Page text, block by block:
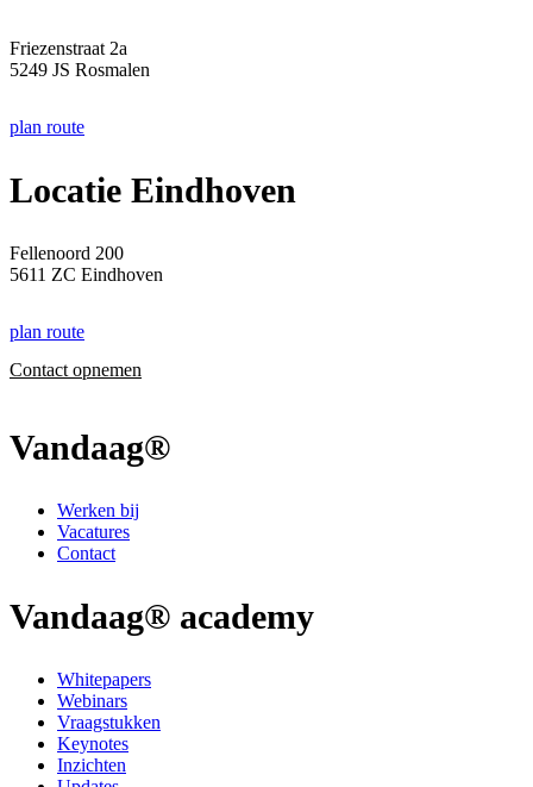
Friezenstraat 2a
5249 JS Rosmalen
plan route
Locatie Eindhoven
Fellenoord 200
5611 ZC Eindhoven
plan route
Contact opnemen
Vandaag®
Werken bij
Vacatures
Contact
Vandaag® academy
Whitepapers
Webinars
Vraagstukken
Keynotes
Inzichten